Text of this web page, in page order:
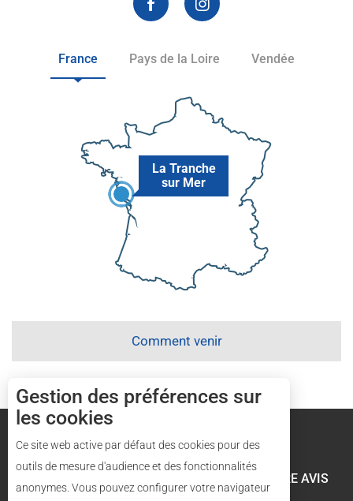
France Pays de la Loire Vendée
La Tranche
sur Mer
Comment venir
VOTRE AVIS
Gestion des préférences sur
les cookies
Ce site web active par défaut des cookies pour des
outils de mesure d'audience et des fonctionnalités
anonymes. Vous pouvez configurer votre navigateur